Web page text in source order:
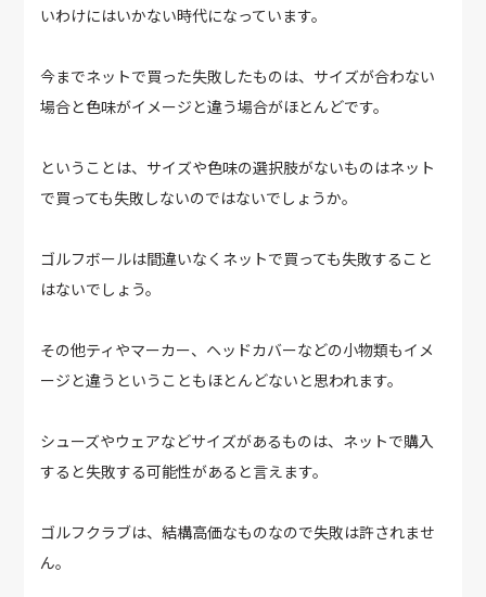
いわけにはいかない時代になっています。
今までネットで買った失敗したものは、サイズが合わない
場合と色味がイメージと違う場合がほとんどです。
ということは、サイズや色味の選択肢がないものはネット
で買っても失敗しないのではないでしょうか。
ゴルフボールは間違いなくネットで買っても失敗すること
はないでしょう。
その他ティやマーカー、ヘッドカバーなどの小物類もイメ
ージと違うということもほとんどないと思われます。
シューズやウェアなどサイズがあるものは、ネットで購入
すると失敗する可能性があると言えます。
ゴルフクラブは、結構高価なものなので失敗は許されませ
ん。